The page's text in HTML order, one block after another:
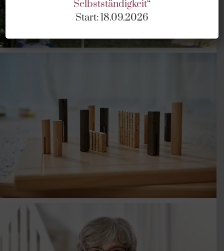
REFERENZEN & KUNDENSYSTEME
Selbstständigkeit“
Start: 18.09.2026